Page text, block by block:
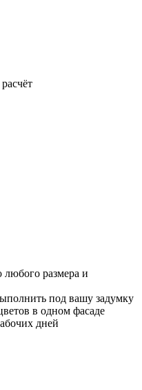
любого размера и
под вашу задумку
в одном фасаде
дней